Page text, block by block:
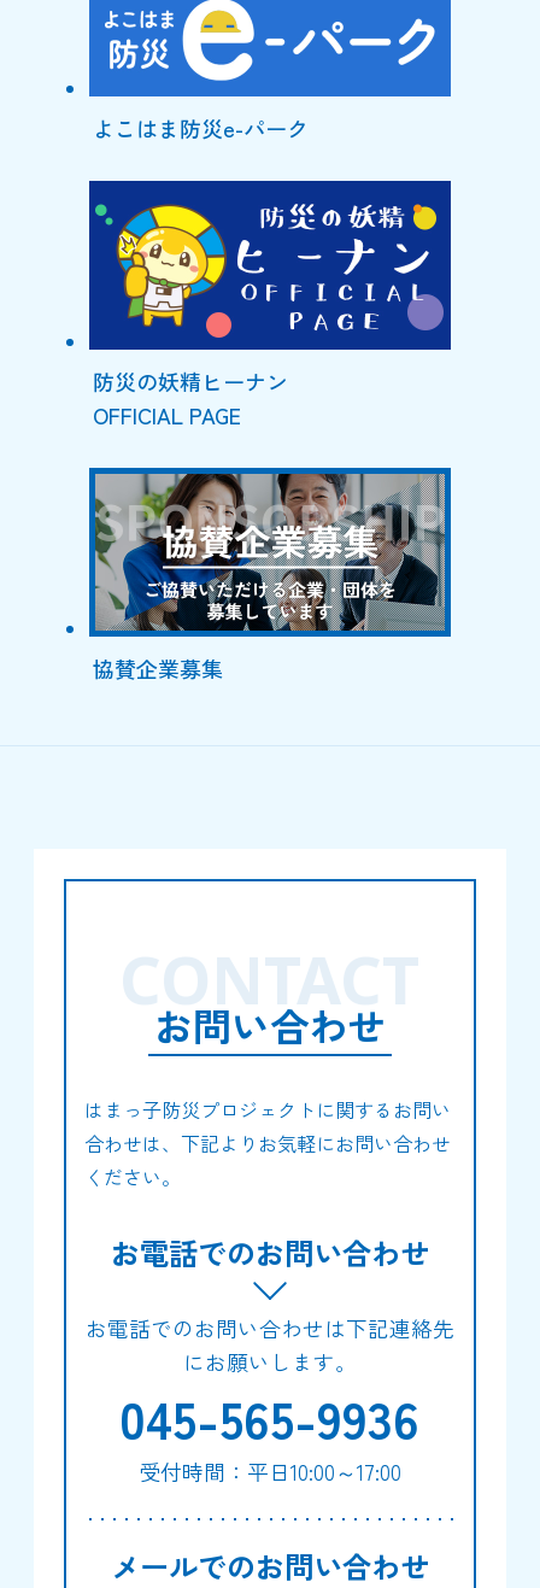
よこはま防災e-パーク
防災の妖精ヒーナン
OFFICIAL PAGE
協賛企業募集
お問い合わせ
CONTACT
はまっ子防災プロジェクトに関するお問い
合わせは、下記よりお気軽にお問い合わせ
ください。
お電話でのお問い合わせ
お電話でのお問い合わせは下記連絡先
にお願いします。
045-565-9936
受付時間：平日10:00～17:00
メールでのお問い合わせ